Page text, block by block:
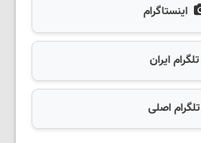
اینستاگرام
تلگرام ایران
تلگرام اصلی